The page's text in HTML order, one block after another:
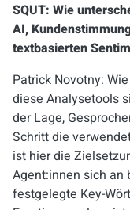
SQUT: Wie
AI,
textbasierten
Patrick Novotny:
diese Analysetools
der Lage,
Schritt die
ist hier die
Agent:innen sich
festgelegte Key-